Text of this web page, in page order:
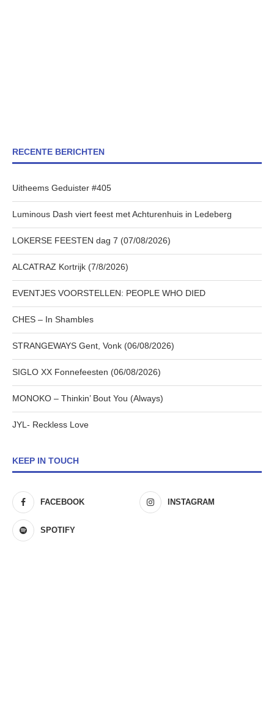
RECENTE BERICHTEN
Uitheems Geduister #405
Luminous Dash viert feest met Achturenhuis in Ledeberg
LOKERSE FEESTEN dag 7 (07/08/2026)
ALCATRAZ Kortrijk (7/8/2026)
EVENTJES VOORSTELLEN: PEOPLE WHO DIED
CHES – In Shambles
STRANGEWAYS Gent, Vonk (06/08/2026)
SIGLO XX Fonnefeesten (06/08/2026)
MONOKO – Thinkin’ Bout You (Always)
JYL- Reckless Love
KEEP IN TOUCH
FACEBOOK INSTAGRAM
SPOTIFY